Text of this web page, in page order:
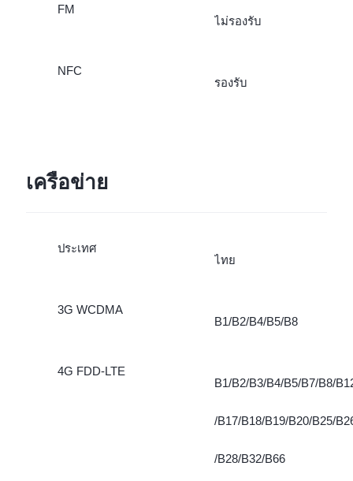
FM
ไม่รองรับ
NFC
รองรับ
เครือข่าย
ประเทศ
ไทย
3G WCDMA
B1/B2/B4/B5/B8
4G FDD-LTE
B1/B2/B3/B4/B5/B7/B8/
/B17/B18/B19/B20/B25/
/B28/B32/B66